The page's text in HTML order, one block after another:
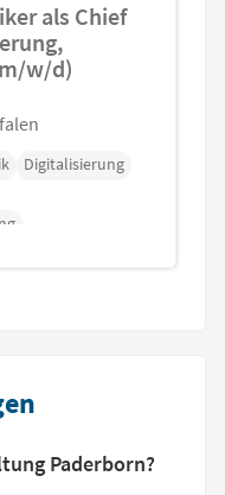
als Chief
w/d)
Digitalisierung
Paderborn?